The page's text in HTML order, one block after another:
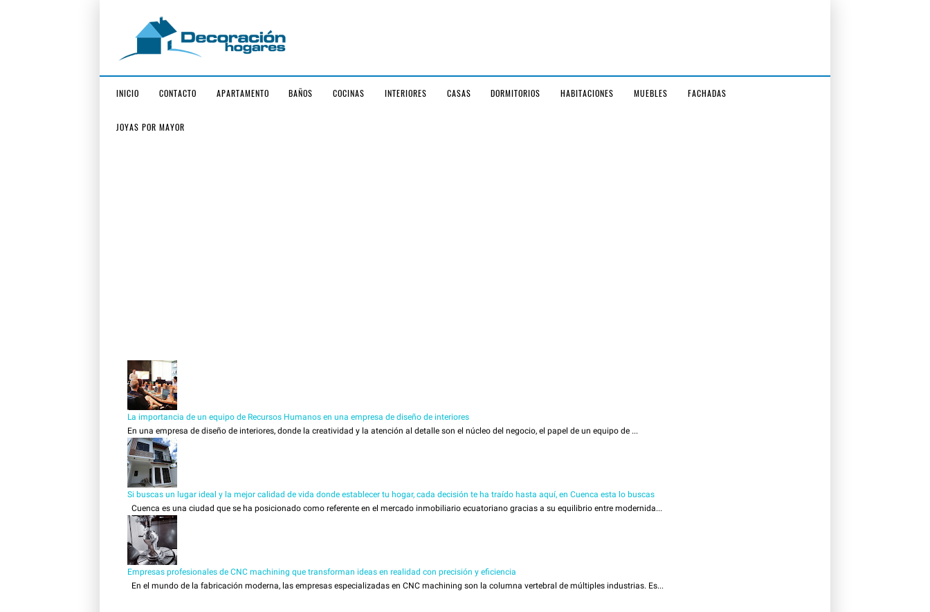
INICIO CONTACTO APARTAMENTO BAÑOS COCINAS INTERIORES CASAS DORMITORIOS HABITACIONES MUEBLES FACHADAS
JOYAS POR MAYOR
La importancia de un equipo de Recursos Humanos en una empresa de diseño de interiores
En una empresa de diseño de interiores, donde la creatividad y la atención al detalle son el núcleo del negocio, el papel de un equipo de ...
Si buscas un lugar ideal y la mejor calidad de vida donde establecer tu hogar, cada decisión te ha traído hasta aquí, en Cuenca esta lo buscas
Cuenca es una ciudad que se ha posicionado como referente en el mercado inmobiliario ecuatoriano gracias a su equilibrio entre modernida...
Empresas profesionales de CNC machining que transforman ideas en realidad con precisión y eficiencia
En el mundo de la fabricación moderna, las empresas especializadas en CNC machining son la columna vertebral de múltiples industrias. Es...